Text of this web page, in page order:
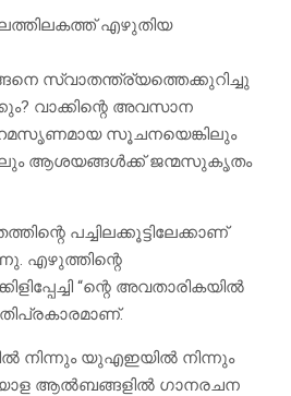
എഴുതിയ
സ്വാതന്ത്ര്യത്തെക്കുറിച്ചു
വാക്കിന്റെ അവസാന
സൂചനയെങ്കിലും
ആശയങ്ങള്‍ക്ക് ജന്മസുകൃതം
പച്ചിലക്കൂട്ടിലേക്കാണ്
എഴുത്തിന്റെ
“ന്റെ അവതാരികയിൽ
നിന്നും യുഎഇയിൽ നിന്നും
ആൽബങ്ങളിൽ ഗാനരചന